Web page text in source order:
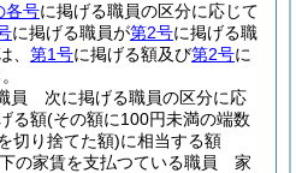
各号に掲げる職員の区分に応じて
に掲げる職員が第2号に掲げる職
、 第1号に掲げる額及び第2号に
員 次に掲げる職員の区分に応
る額(その額に100円未満の端数
切り捨てた額)に相当する額
の家賃を支払つている職員 家